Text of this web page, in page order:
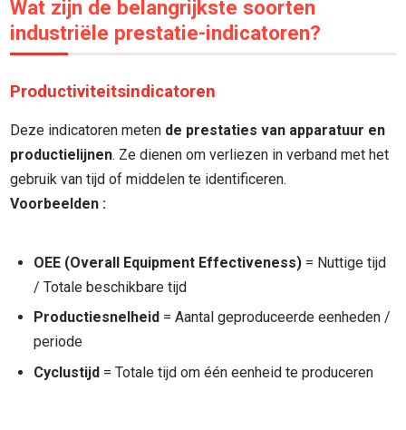
Wat zijn de belangrijkste soorten
industriële prestatie-indicatoren?
Productiviteitsindicatoren
Deze indicatoren meten de prestaties van apparatuur en
productielijnen. Ze dienen om verliezen in verband met het
gebruik van tijd of middelen te identificeren.
Voorbeelden :
OEE (Overall Equipment Effectiveness) = Nuttige tijd
/ Totale beschikbare tijd
Productiesnelheid = Aantal geproduceerde eenheden /
periode
Cyclustijd = Totale tijd om één eenheid te produceren